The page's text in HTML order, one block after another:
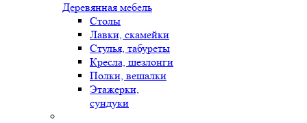
Деревянная мебель
Столы
Лавки, скамейки
Стулья, табуреты
Кресла, шезлонги
Полки, вешалки
Этажерки,
сундуки